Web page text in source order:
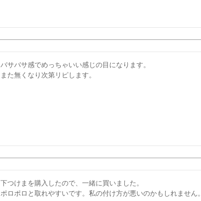
バサバサ感でめっちゃいい感じの目になります。
また無くなり次第リピします。
下つけまを購入したので、一緒に買いました。
ポロポロと取れやすいです。私の付け方が悪いのかもしれません。